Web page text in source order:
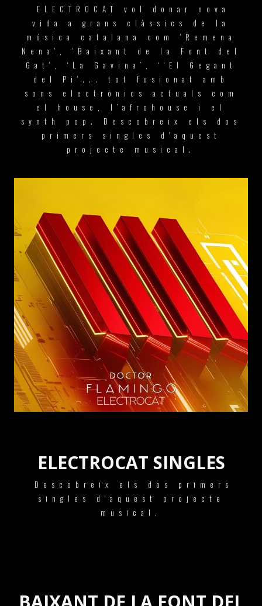
ELECTROCAT vol donar nova
vida a grans clàssics de la
música catalana com 'Remena
Nena', 'Baixant de la Font del
Gat', ‘La Gavina’, ‘'El Gegant
del Pi'... tot fusionat amb
sons electrònics actuals com
el house, l’afrohouse i el
synth pop. Descobreix els dos
primers singles d'aquest
projecte musical.
ELECTROCAT SINGLES
Descobreix els dos primers
singles d'aquest projecte
musical.